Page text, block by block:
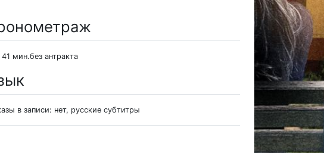
41 мин.без антракта
в записи: нет, русские субтитры